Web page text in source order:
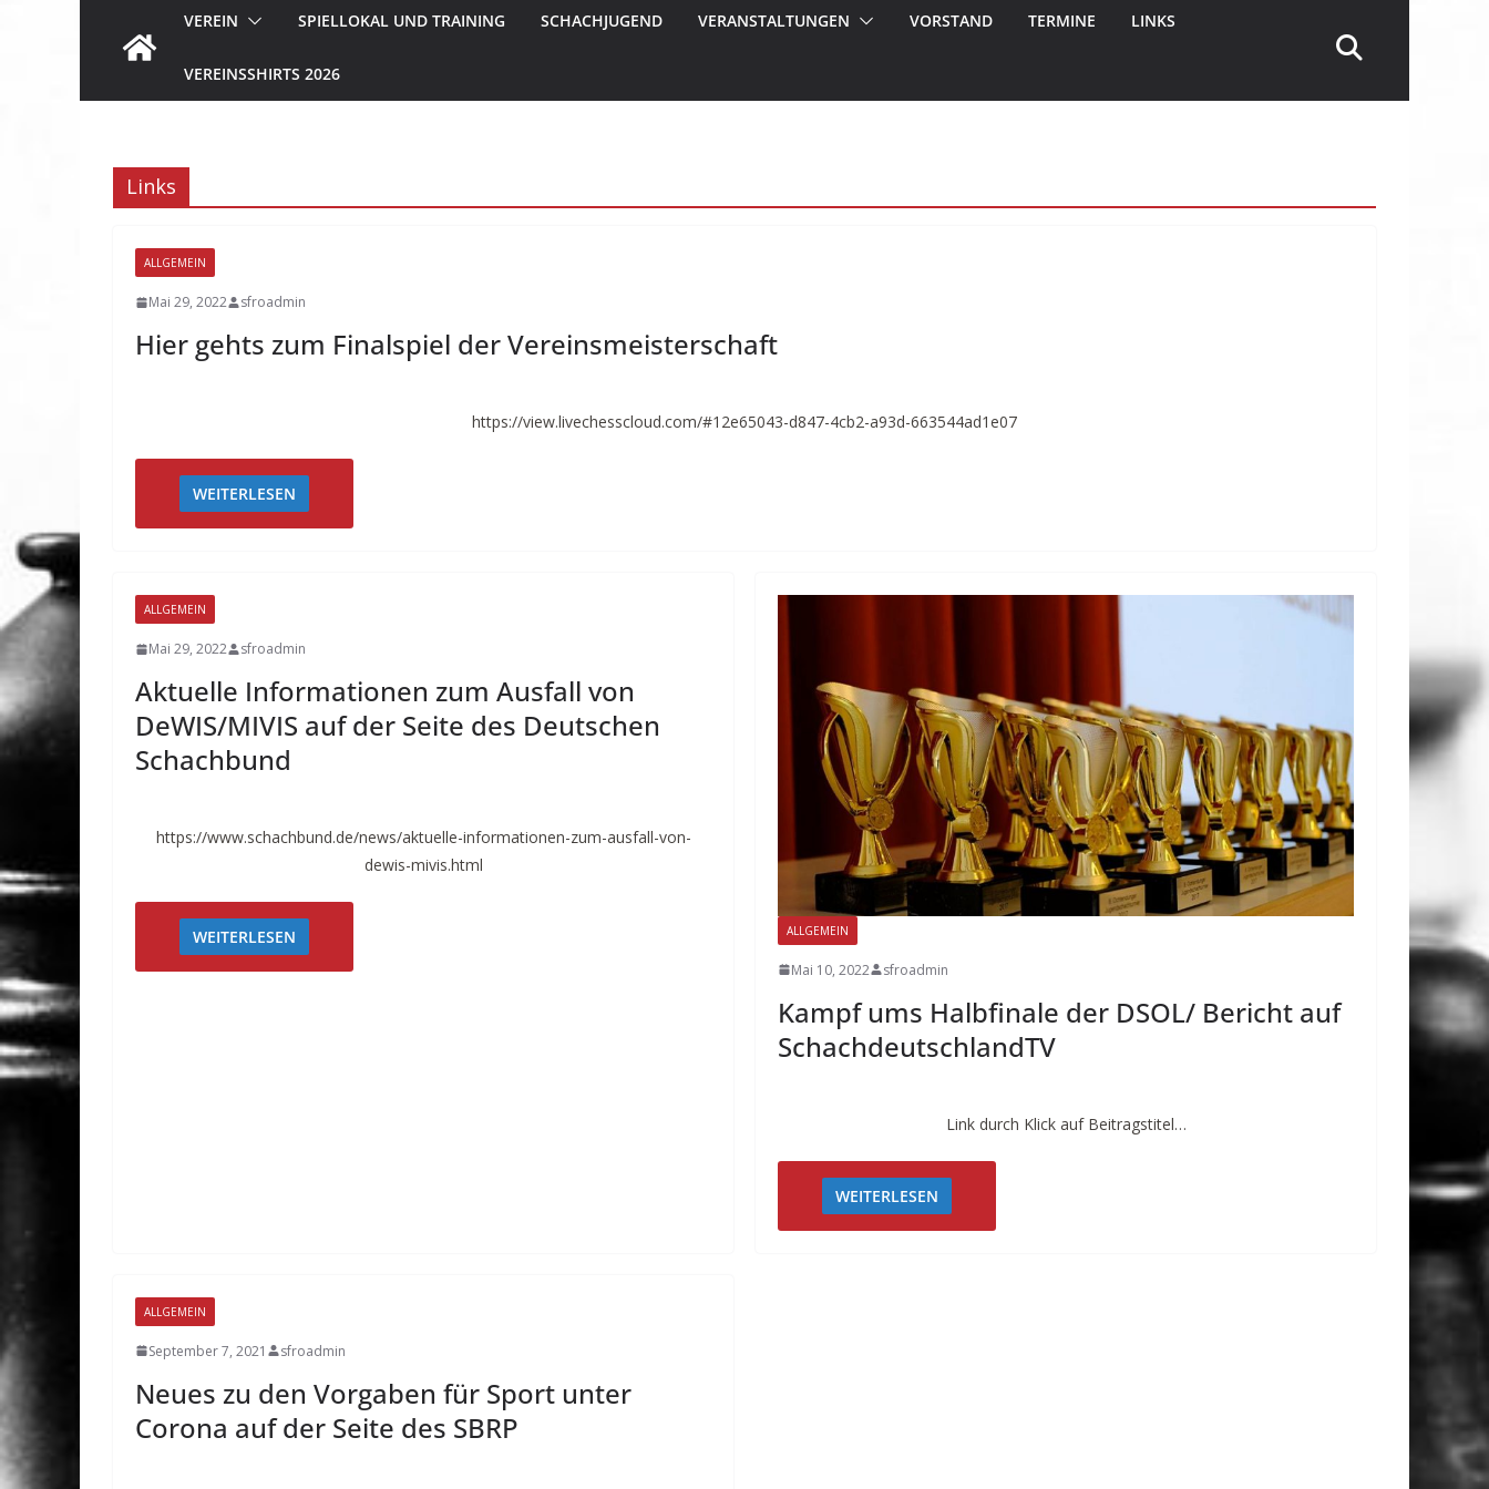
VEREIN SPIELLOKAL UND TRAINING SCHACHJUGEND VERANSTALTUNGEN VORSTAND TERMINE LINKS
VEREINSSHIRTS 2026
Links
ALLGEMEIN
Mai 29, 2022 sfroadmin
Hier gehts zum Finalspiel der Vereinsmeisterschaft
https://view.livechesscloud.com/#12e65043-d847-4cb2-a93d-663544ad1e07
WEITERLESEN
ALLGEMEIN
Mai 29, 2022 sfroadmin
Aktuelle Informationen zum Ausfall von
DeWIS/MIVIS auf der Seite des Deutschen
Schachbund
https://www.schachbund.de/news/aktuelle-informationen-zum-ausfall-von-
dewis-mivis.html
WEITERLESEN ALLGEMEIN
Mai 10, 2022 sfroadmin
Kampf ums Halbfinale der DSOL/ Bericht auf
SchachdeutschlandTV
Link durch Klick auf Beitragstitel…
WEITERLESEN
ALLGEMEIN
September 7, 2021 sfroadmin
Neues zu den Vorgaben für Sport unter
Corona auf der Seite des SBRP